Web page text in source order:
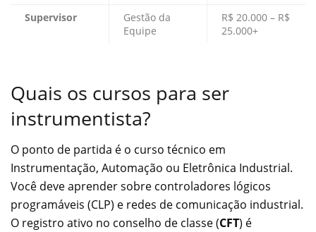
Supervisor
Gestão da
Equipe
R$ 20.000 – R$
25.000+
Quais os cursos para ser
instrumentista?
O ponto de partida é o curso técnico em
Instrumentação, Automação ou Eletrônica Industrial.
Você deve aprender sobre controladores lógicos
programáveis (CLP) e redes de comunicação industrial.
O registro ativo no conselho de classe (CFT) é